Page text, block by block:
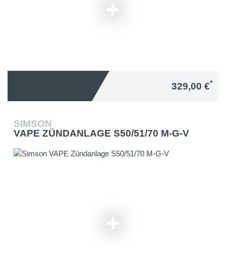
329,00 €*
SIMSON
VAPE ZÜNDANLAGE S50/51/70 M-G-V